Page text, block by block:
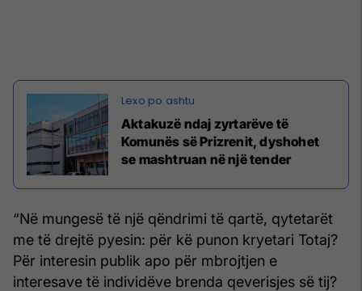
Aktakuzë ndaj zyrtarëve të
Komunës së Prizrenit, dyshohet
se mashtruan në një tender
“Në mungesë të një qëndrimi të qartë, qytetarët
me të drejtë pyesin: për kë punon kryetari Totaj?
Për interesin publik apo për mbrojtjen e
interesave të individëve brenda qeverisjes së tij?